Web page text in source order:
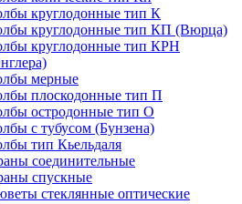
круглодонные тип К
круглодонные тип КП (Вюрца)
круглодонные тип КРН
мерные
плоскодонные тип П
остродонные тип О
с тубусом (Бунзена)
тип Кьельдаля
соединительные
спускные
стеклянные оптические